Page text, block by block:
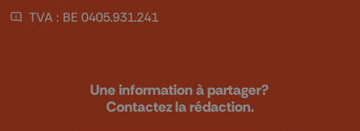
TVA : BE 0405.931.241
Une information à partager?
Contactez la rédaction.